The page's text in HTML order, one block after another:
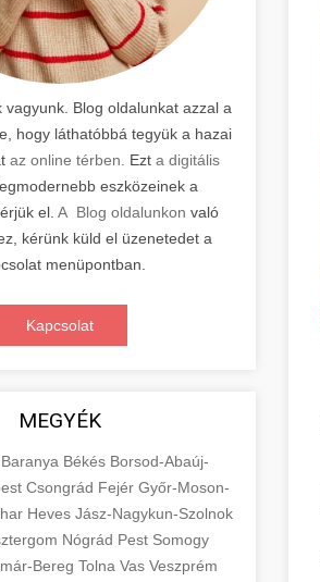
vagyunk. Blog oldalunkat azzal a
hogy láthatóbbá tegyük a hazai
az online térben. Ezt a digitális
eszközeinek a
el. A Blog oldalunkon való
kérünk küld el üzenetedet a
menüpontban.
Kapcsolat
MEGYÉK
Baranya Békés Borsod-Abaúj-
Csongrád Fejér Győr-Moson-
Heves Jász-Nagykun-Szolnok
Nógrád Pest Somogy
Bereg Tolna Vas Veszprém